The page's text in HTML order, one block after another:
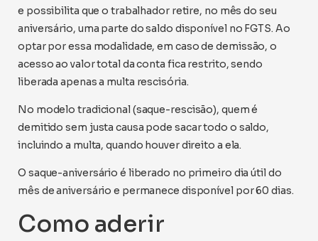
e possibilita que o trabalhador retire, no mês do seu
aniversário, uma parte do saldo disponível no FGTS. Ao
optar por essa modalidade, em caso de demissão, o
acesso ao valor total da conta fica restrito, sendo
liberada apenas a multa rescisória.
No modelo tradicional (saque-rescisão), quem é
demitido sem justa causa pode sacar todo o saldo,
incluindo a multa, quando houver direito a ela.
O saque-aniversário é liberado no primeiro dia útil do
mês de aniversário e permanece disponível por 60 dias.
Como aderir